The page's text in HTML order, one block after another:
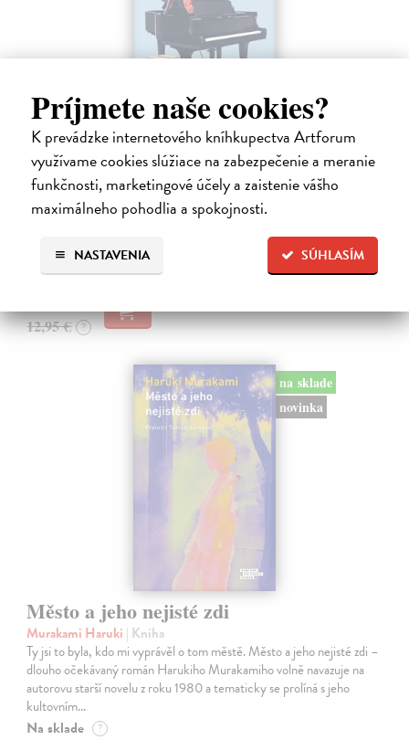
Príjmete naše cookies?
K prevádzke internetového kníhkupectva Artforum
využívame cookies slúžiace na zabezpečenie a meranie
funkčnosti, marketingové účely a zaistenie vášho
maximálneho pohodlia a spokojnosti.
SÚHLASÍM
NASTAVENIA
Rieka času
Mercier Pascal| Kniha
Pascal Mercier bol vždy majstrom filozofického rozprávania. Romány
Nočný vlak do Lisabonu či Váha slov podnietili milióny čitateľov k
zamysleniu sa nad veľkými témami, ako sú identita, sloboda, čas či…
Na sklade ?
12,95 € ?
na sklade
novinka
Město a jeho nejisté zdi
Murakami Haruki | Kniha
Ty jsi to byla, kdo mi vyprávěl o tom městě. Město a jeho nejisté zdi –
dlouho očekávaný román Harukiho Murakamiho volně navazuje na
autorovu starší novelu z roku 1980 a tematicky se prolíná s jeho
kultovním…
Na sklade ?